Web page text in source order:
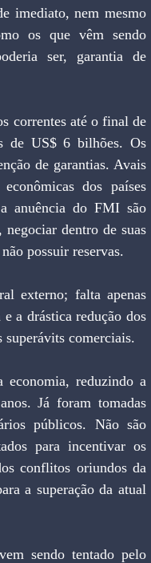
imediato, nem mesmo
os que vêm sendo
ser, garantia de
correntes até o final de
de US$ 6 bilhões. Os
de garantias. Avais
dos países
anuência do FMI são
negociar dentro de suas
possuir reservas.
externo; falta apenas
a drástica redução dos
superávits comerciais.
reduzindo a
Já foram tomadas
públicos. Não são
para incentivar os
conflitos oriundos da
a superação da atual
sendo tentado pelo